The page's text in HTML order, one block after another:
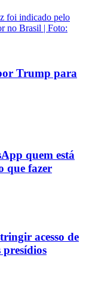
Trump para
quem está
que fazer
acesso de
presídios